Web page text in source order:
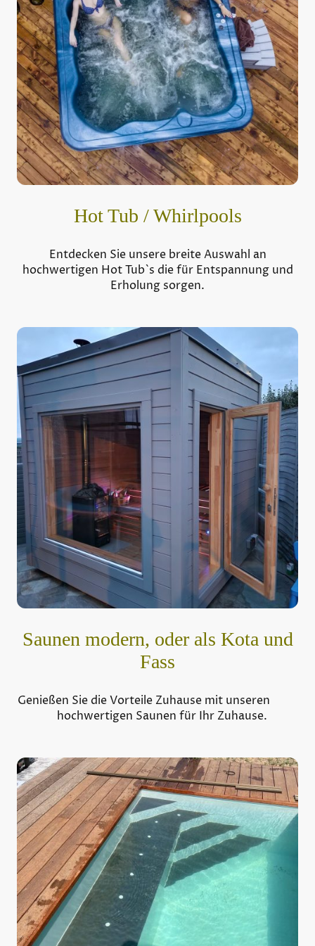
Hot Tub / Whirlpools
Entdecken Sie unsere breite Auswahl an
hochwertigen Hot Tub`s die für Entspannung und
Erholung sorgen.
Saunen modern, oder als Kota und
Fass
Genießen Sie die Vorteile Zuhause mit unseren
hochwertigen Saunen für Ihr Zuhause.